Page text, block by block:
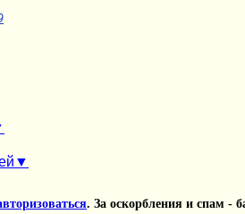
. За оскорбления и спам -